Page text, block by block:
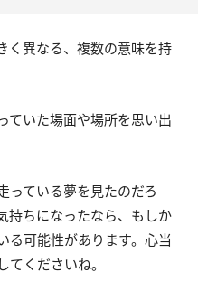
く異なる、複数の意味を持
ていた場面や場所を思い出
っている夢を見たのだろ
持ちになったなら、もしか
る可能性があります。心当
くださいね。